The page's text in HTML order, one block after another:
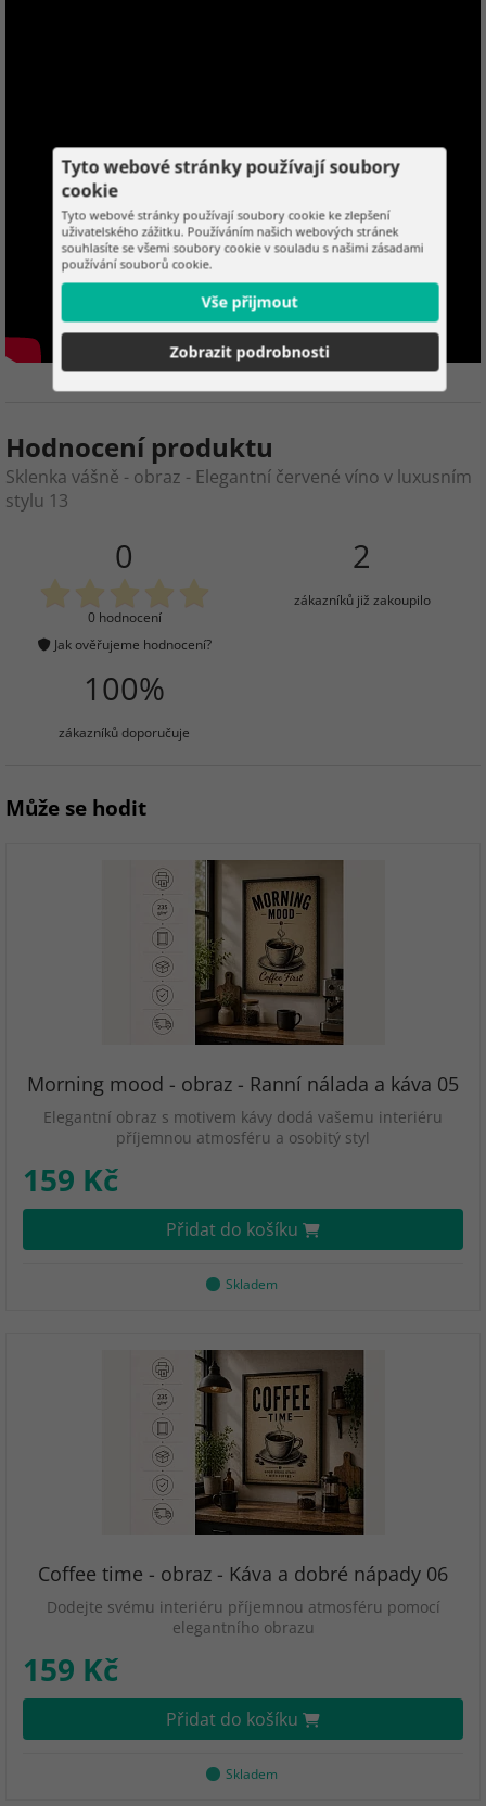
Hodnocení produktu
Sklenka vášně - obraz - Elegantní červené víno v luxusním
stylu 13
0
0 hodnocení
Jak ověřujeme hodnocení?
2
zákazníků již zakoupilo
100%
zákazníků doporučuje
Může se hodit
Morning mood - obraz - Ranní nálada a káva 05
Elegantní obraz s motivem kávy dodá vašemu interiéru
příjemnou atmosféru a osobitý styl
159 Kč
Přidat do košíku
Skladem
Coffee time - obraz - Káva a dobré nápady 06
Dodejte svému interiéru příjemnou atmosféru pomocí
elegantního obrazu
159 Kč
Přidat do košíku
Skladem
Tyto webové stránky používají soubory
cookie
Tyto webové stránky používají soubory cookie ke zlepšení
uživatelského zážitku. Používáním našich webových stránek
souhlasíte se všemi soubory cookie v souladu s našimi zásadami
používání souborů cookie.
Vše přijmout
Zobrazit podrobnosti